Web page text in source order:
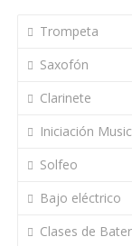
Trompeta
Saxofón
Clarinete
Iniciación
Solfeo
Bajo eléctrico
Clases de